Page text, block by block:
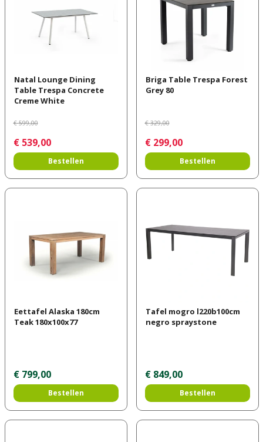
Natal Lounge Dining
Table Trespa Concrete
Creme White
€ 599,00
€ 539,00
Bestellen
Briga Table Trespa Forest
Grey 80
€ 329,00
€ 299,00
Bestellen
Eettafel Alaska 180cm
Teak 180x100x77
€ 799,00
Bestellen
Tafel mogro l220b100cm
negro spraystone
€ 849,00
Bestellen